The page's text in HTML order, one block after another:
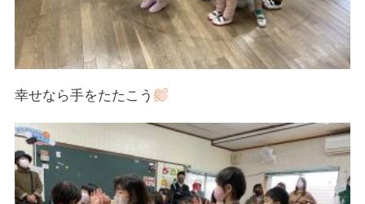
幸せなら手をたたこう